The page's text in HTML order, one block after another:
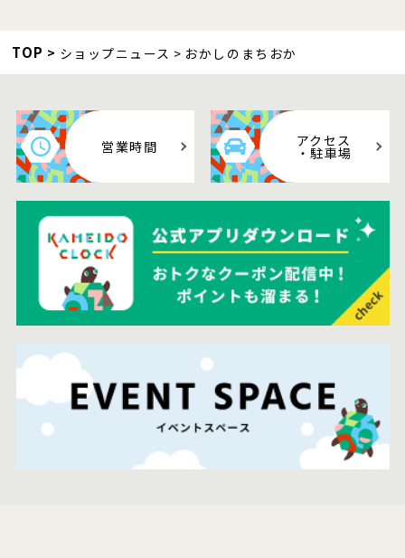
TOP ショップニュース おかしのまちおか
営業時間 アクセス
・駐車場